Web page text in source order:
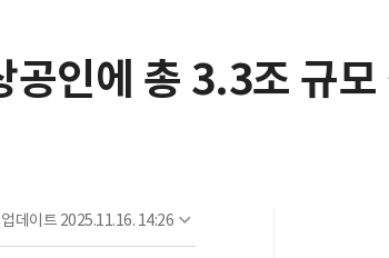
인에 총 3.3조 규모
업데이트 2025.11.16. 14:26